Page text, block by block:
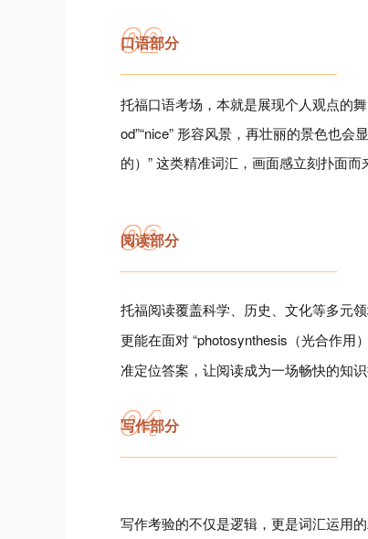
02
口语部分
托福口语考场，本就是展现个人观点的
od”“nice” 形容风景，再壮丽的景色也会
的）” 这类精准词汇，画面感立刻扑面
03
阅读部分
托福阅读覆盖科学、历史、文化等多元
更能在面对 “photosynthesis（光合作用
准定位答案，让阅读成为一场畅快的知识
04
写作部分
写作考验的不仅是逻辑，更是词汇运用的